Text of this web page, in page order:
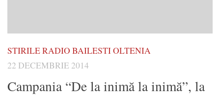
STIRILE RADIO BAILESTI OLTENIA
22 DECEMBRIE 2014
Campania “De la inimă la inimă”, la